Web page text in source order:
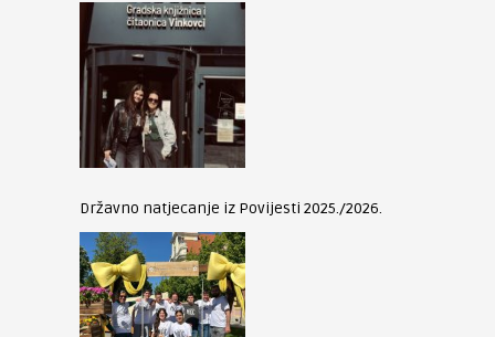
Državno natjecanje iz Povijesti 2025./2026.